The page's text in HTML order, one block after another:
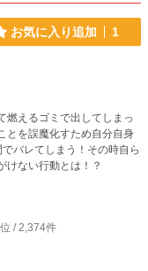
お気に入り追加 1
燃えるゴミで出してしまっ
とを誤魔化すため自分自身
バレてしまう！その時自ら
けない行動とは！？
位 / 2,374件